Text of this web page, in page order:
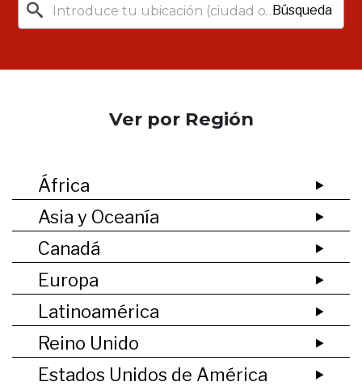
Búsqueda
Ver por Región
África
Asia y Oceanía
Canadá
Europa
Latinoamérica
Reino Unido
Estados Unidos de América